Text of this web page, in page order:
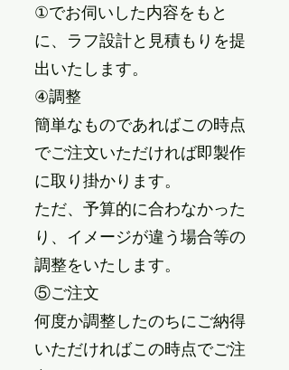
①でお伺いした内容をもと
に、ラフ設計と見積もりを提
出いたします。
④調整
簡単なものであればこの時点
でご注文いただければ即製作
に取り掛かります。
ただ、予算的に合わなかった
り、イメージが違う場合等の
調整をいたします。
⑤ご注文
何度か調整したのちにご納得
いただければこの時点でご注